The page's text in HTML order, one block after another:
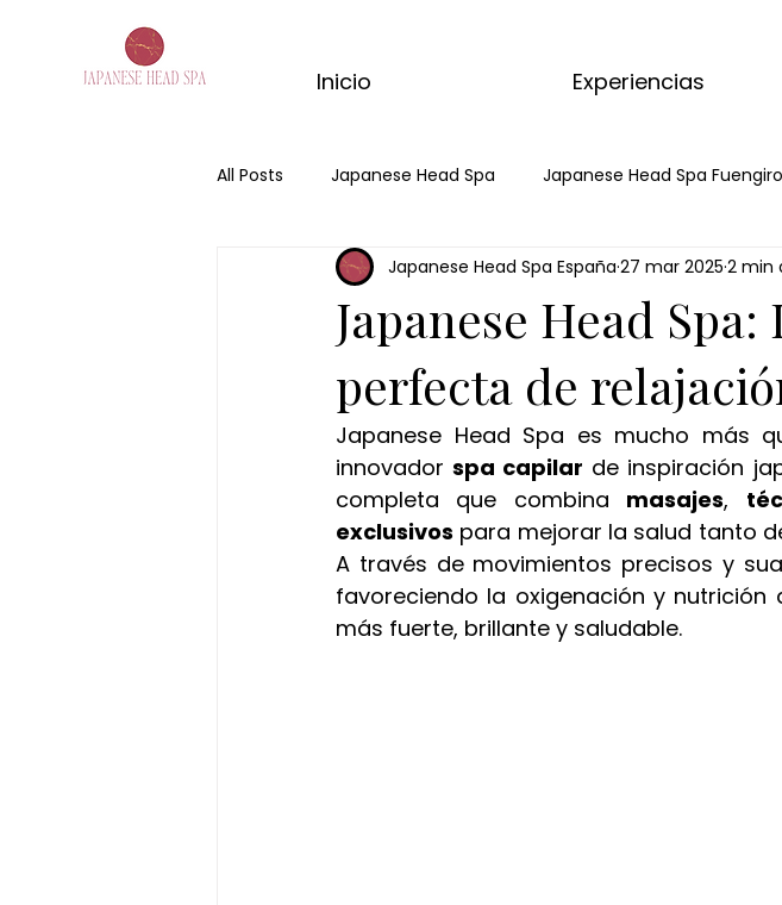
Inicio Experiencias
All Posts Japanese Head Spa Japanese Head Spa
Hair Spa Fuengirola Hair Spa Spa Capilar Spa
massage de matcha kyoto matcha ritual ritual
masaje con jengibre ritual de jengibre ritual
ritual de chocolate y pistacho chocolate dubbai ritual
Japanese Head
perfecta de
Japanese Head Spa España 27 mar 2025 2 min
Japanese Head Spa es mucho más
innovador spa capilar de inspiración
completa que combina masajes,
exclusivos para mejorar la salud tanto
A través de movimientos precisos y
favoreciendo la oxigenación y
más fuerte, brillante y saludable.